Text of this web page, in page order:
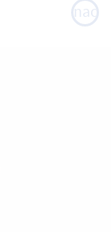
nach
oben